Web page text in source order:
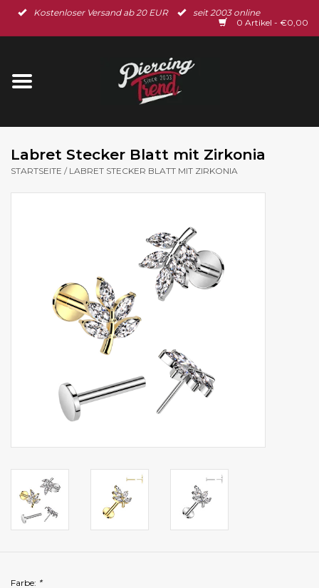
Kostenloser Versand ab 20 EUR
seit 2003 online
0 Artikel - €0,00
Startseite
Ohrschmuck
Labret Stecker Blatt mit Zirkonia
STARTSEITE / LABRET STECKER BLATT MIT ZIRKONIA
Farbe: *